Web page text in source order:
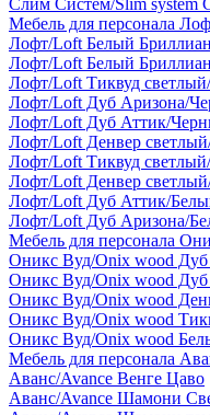
Слим Систем/Slim system
Мебель для персонала
Лофт/Loft Белый
Лофт/Loft Белый
Лофт/Loft Тиквуд
Лофт/Loft Дуб Аризона/
Лофт/Loft Дуб Аттик/
Лофт/Loft Денвер
Лофт/Loft Тиквуд
Лофт/Loft Денвер
Лофт/Loft Дуб Аттик/
Лофт/Loft Дуб Аризона/
Мебель для персонала
Оникс Вуд/Onix wood Дуб
Оникс Вуд/Onix wood
Оникс Вуд/Onix wood
Оникс Вуд/Onix wood
Оникс Вуд/Onix wood
Мебель для персонала
Аванс/Avance Венге Цаво
Аванс/Avance Шамони